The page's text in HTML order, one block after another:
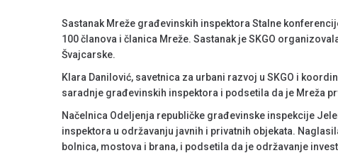
Sastanak Mreže građevinskih inspektora Stalne
100 članova i članica Mreže. Sastanak je SKGO
Švajcarske.
Klara Danilović, savetnica za urbani razvoj u SKGO i
saradnje građevinskih inspektora i podsetila da je Mreža
Načelnica Odeljenja republičke građevinske inspekcije
inspektora u održavanju javnih i privatnih objekata.
bolnica, mostova i brana, i podsetila da je održavanje